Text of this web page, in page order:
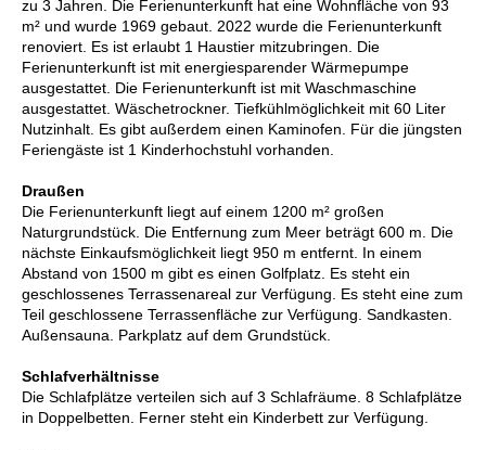
zu 3 Jahren. Die Ferienunterkunft hat eine Wohnfläche von 93
m² und wurde 1969 gebaut. 2022 wurde die Ferienunterkunft
renoviert. Es ist erlaubt 1 Haustier mitzubringen. Die
Ferienunterkunft ist mit energiesparender Wärmepumpe
ausgestattet. Die Ferienunterkunft ist mit Waschmaschine
ausgestattet. Wäschetrockner. Tiefkühlmöglichkeit mit 60 Liter
Nutzinhalt. Es gibt außerdem einen Kaminofen. Für die jüngsten
Feriengäste ist 1 Kinderhochstuhl vorhanden.
Draußen
Die Ferienunterkunft liegt auf einem 1200 m² großen
Naturgrundstück. Die Entfernung zum Meer beträgt 600 m. Die
nächste Einkaufsmöglichkeit liegt 950 m entfernt. In einem
Abstand von 1500 m gibt es einen Golfplatz. Es steht ein
geschlossenes Terrassenareal zur Verfügung. Es steht eine zum
Teil geschlossene Terrassenfläche zur Verfügung. Sandkasten.
Außensauna. Parkplatz auf dem Grundstück.
Schlafverhältnisse
Die Schlafplätze verteilen sich auf 3 Schlafräume. 8 Schlafplätze
in Doppelbetten. Ferner steht ein Kinderbett zur Verfügung.